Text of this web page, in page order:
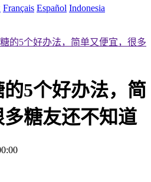
Français Español Indonesia
的5个好办法，简单又便宜，很多
5个好办法，简
糖友还不知道